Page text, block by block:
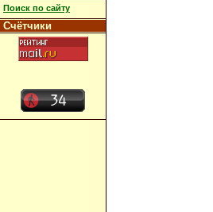
Поиск по сайту
Счётчики